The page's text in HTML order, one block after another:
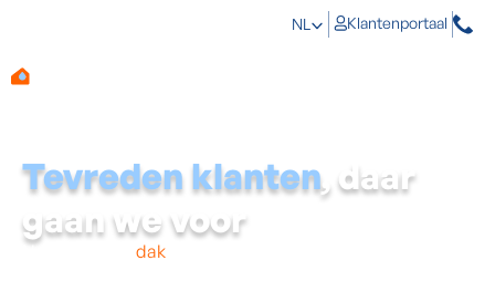
NL Klantenportaal
Tevreden klanten, daar
gaan we voor
Nood aan een dak- of gevelreiniging? Je bent zeker niet